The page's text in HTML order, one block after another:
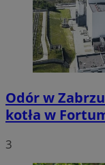
Odór w
kotła w
3